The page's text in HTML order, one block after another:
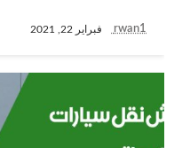
rwan1 فبراير 22, 2021